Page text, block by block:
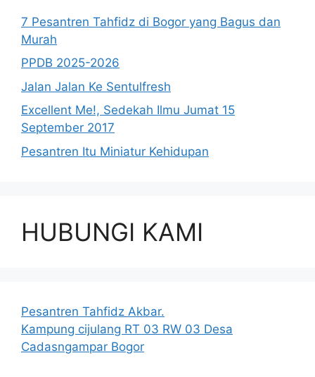
7 Pesantren Tahfidz di Bogor yang Bagus dan
Murah
PPDB 2025-2026
Jalan Jalan Ke Sentulfresh
Excellent Me!, Sedekah Ilmu Jumat 15
September 2017
Pesantren Itu Miniatur Kehidupan
HUBUNGI KAMI
Pesantren Tahfidz Akbar.
Kampung cijulang RT 03 RW 03 Desa
Cadasngampar Bogor